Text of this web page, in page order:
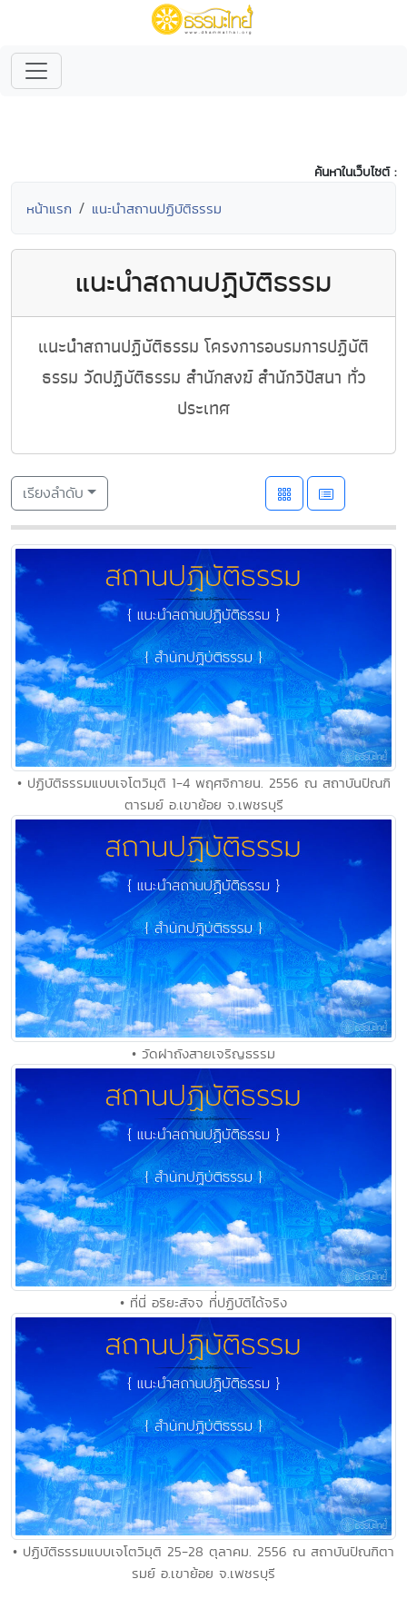
ค้นหาในเว็บไซต์ :
หน้าแรก แนะนำสถานปฏิบัติธรรม
แนะนำสถานปฏิบัติธรรม
แนะนำสถานปฏิบัติธรรม โครงการอบรมการปฏิบัติ
ธรรม วัดปฏิบัติธรรม สำนักสงฆ์ สำนักวิปัสนา ทั่ว
ประเทศ
เรียงลำดับ
• ปฏิบัติธรรมแบบเจโตวิมุติ 1-4 พฤศจิกายน. 2556 ณ สถาบันปัณฑิ
ตารมย์ อ.เขาย้อย จ.เพชรบุรี
• วัดฝาถังสายเจริญธรรม
• ที่นี่ อริยะสัจจ ที่่ปฏิบัติได้จริง
• ปฏิบัติธรรมแบบเจโตวิมุติ 25-28 ตุลาคม. 2556 ณ สถาบันปัณฑิตา
รมย์ อ.เขาย้อย จ.เพชรบุรี